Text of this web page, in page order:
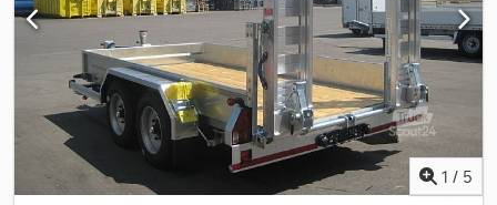
suspensions mécaniques, plateau de 8 m de longueur utile, timon
de 1,50 m de longueur, hauteur au sol de 86 cm, essieu directeur
avant, année 1982 – POSSIBILITÉ ENSEMBLE COMPLET ET
ATTELAGE POUR VÉHICULE DE CHANTIER, CONCESSIONNAIRE
INTERDRIVE SRL – PARME. Dedpfxsilth Uj Ah Iekr
1 / 5